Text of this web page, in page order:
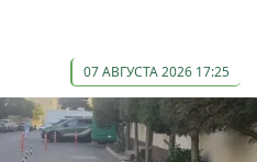
07 АВГУСТА 2026 17:25